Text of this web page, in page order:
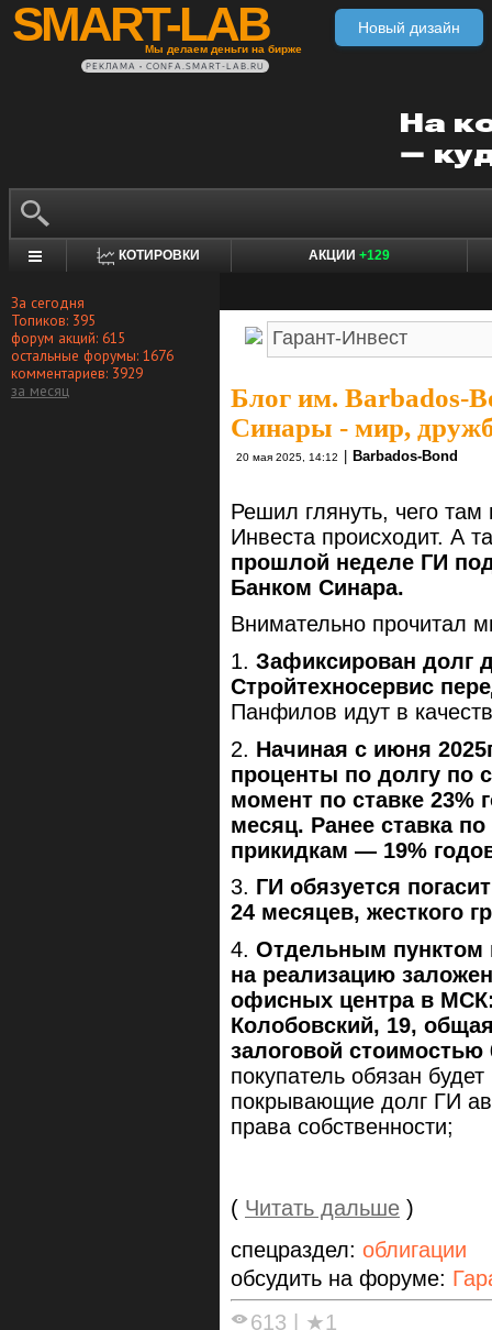
SMART-LAB
Мы делаем деньги на бирже
Новый дизайн
РЕКЛАМА • CONFA.SMART-LAB.RU
КОТИРОВКИ АКЦИИ +129
За сегодня
Топиков: 395
форум акций: 615
остальные форумы: 1676
комментариев: 3929
за месяц
Блог им. Barbados-
Синары - мир,
20 мая 2025, 14:12 Barbados-Bond
Решил глянуть, чего
Инвеста происходит. А
прошлой неделе ГИ
Банком Синара.
Внимательно прочитал
1. Зафиксирован долг
Стройтехносервис
Панфилов идут в
2. Начиная с июня
проценты по долгу по
момент по ставке 23%
месяц. Ранее ставка
прикидкам — 19%
3. ГИ обязуется
24 месяцев, жесткого
4. Отдельным пунктом
на реализацию
офисных центра в
Колобовский, 19,
залоговой
покупатель обязан
покрывающие долг ГИ
права собственности;
( Читать дальше )
спецраздел: облигации
обсудить на форуме:
613 | ★1